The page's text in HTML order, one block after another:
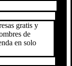
gratis y
de
en solo